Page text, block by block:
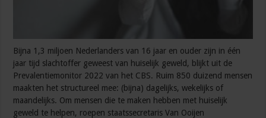
Bijna 1,3 miljoen Nederlanders van 16 jaar en ouder zijn in één
jaar tijd slachtoffer geweest van huiselijk geweld, blijkt uit de
Prevalentiemonitor 2022 van het CBS. Ruim 850 duizend mensen
maakten het structureel mee: (bijna) dagelijks, wekelijks of
maandelijks. Om mensen die te maken hebben met huiselijk
geweld te helpen, roepen staatssecretaris Van Ooijen